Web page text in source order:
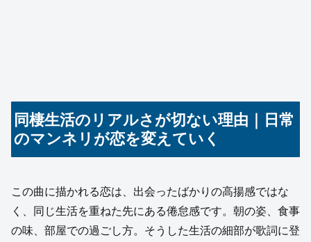
同棲生活のリアルさが切ない理由｜日常
のマンネリが恋を変えていく
この曲に描かれる恋は、出会ったばかりの高揚感ではな
く、同じ生活を重ねた先にある倦怠感です。朝の姿、食事
の味、部屋での過ごし方。そうした生活の細部が歌詞に登